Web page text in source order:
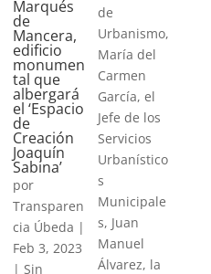
Marqués
de
Mancera,
edificio
monumen
tal que
albergará
el ‘Espacio
de
Creación
Joaquín
Sabina’
por
Transparen
cia Úbeda |
Feb 3, 2023
| Sin
de
Urbanismo,
María del
Carmen
García, el
Jefe de los
Servicios
Urbanístico
s
Municipale
s, Juan
Manuel
Álvarez, la